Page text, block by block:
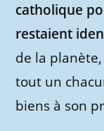
catholique
restaient
de la
tout un
biens à son